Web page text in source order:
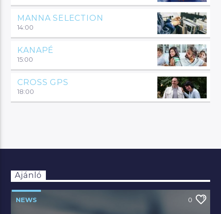
MANNA SELECTION
14:00
KANAPÉ
15:00
CROSS GPS
18:00
Ajánló
NEWS 0